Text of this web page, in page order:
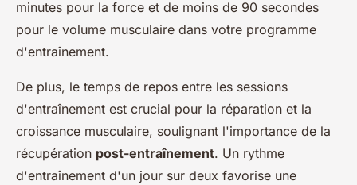
minutes pour la force et de moins de 90 secondes
pour le volume musculaire dans votre programme
d'entraînement.
De plus, le temps de repos entre les sessions
d'entraînement est crucial pour la réparation et la
croissance musculaire, soulignant l'importance de la
récupération post-entraînement. Un rythme
d'entraînement d'un jour sur deux favorise une